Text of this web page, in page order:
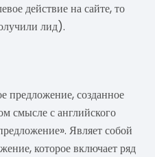
действие на сайте, то
лид).
предложение, созданное
смысле с английского
Являет собой
которое включает ряд